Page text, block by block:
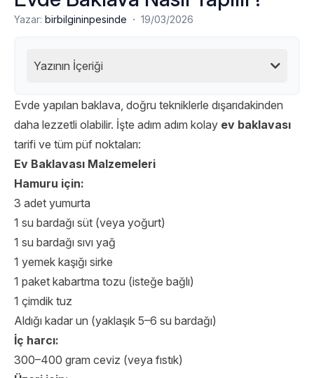
Yazar: birbilgininpesinde · 19/03/2026
Yazının İçeriği
Evde yapılan baklava, doğru tekniklerle dışarıdakinden
daha lezzetli olabilir. İşte adım adım kolay ev baklavası
tarifi ve tüm püf noktaları:
Ev Baklavası Malzemeleri
Hamuru için:
3 adet yumurta
1 su bardağı süt (veya yoğurt)
1 su bardağı sıvı yağ
1 yemek kaşığı sirke
1 paket kabartma tozu (isteğe bağlı)
1 çimdik tuz
Aldığı kadar un (yaklaşık 5–6 su bardağı)
İç harcı:
300–400 gram ceviz (veya fıstık)